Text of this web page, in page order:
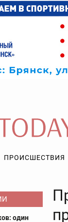
ПРОИСШЕСТВИЯ
один